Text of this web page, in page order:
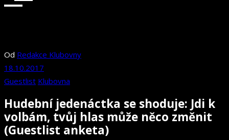
Od Redakce Klubovny
18.10.2017
Guestlist Klubovna
Hudební jedenáctka se shoduje: Jdi k
volbám, tvůj hlas může něco změnit
(Guestlist anketa)